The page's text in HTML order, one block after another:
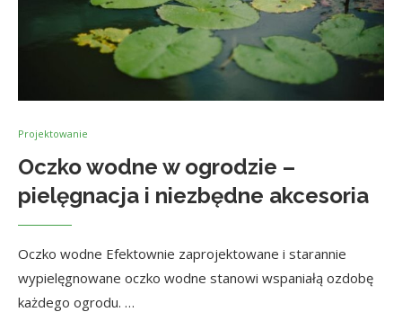
Projektowanie
Oczko wodne w ogrodzie –
pielęgnacja i niezbędne akcesoria
Oczko wodne Efektownie zaprojektowane i starannie
wypielęgnowane oczko wodne stanowi wspaniałą ozdobę
każdego ogrodu. …